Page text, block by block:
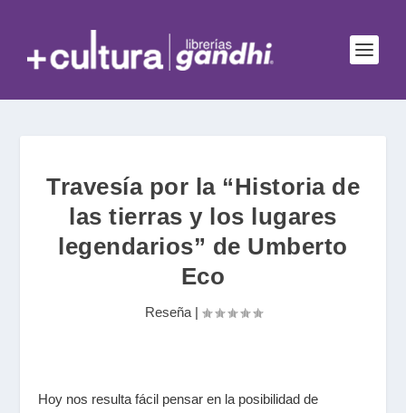
Travesía por la “Historia de
las tierras y los lugares
legendarios” de Umberto
Eco
Reseña|
Hoy nos resulta fácil pensar en la posibilidad de